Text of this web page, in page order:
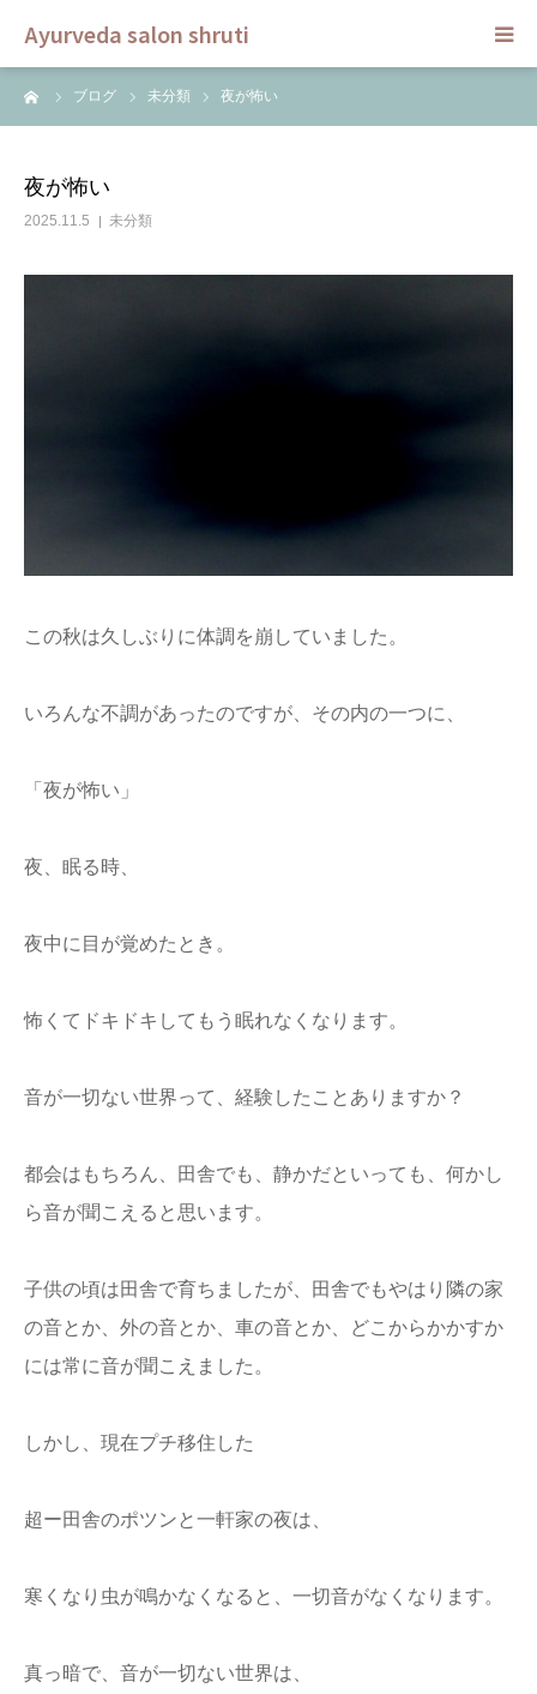
Ayurveda salon shruti
ブログ 未分類 夜が怖い
夜が怖い
2025.11.5 未分類
この秋は久しぶりに体調を崩していました。
いろんな不調があったのですが、その内の一つに、
「夜が怖い」
夜、眠る時、
夜中に目が覚めたとき。
怖くてドキドキしてもう眠れなくなります。
音が一切ない世界って、経験したことありますか？
都会はもちろん、田舎でも、静かだといっても、何かし
ら音が聞こえると思います。
子供の頃は田舎で育ちましたが、田舎でもやはり隣の家
の音とか、外の音とか、車の音とか、どこからかかすか
には常に音が聞こえました。
しかし、現在プチ移住した
超ー田舎のポツンと一軒家の夜は、
寒くなり虫が鳴かなくなると、一切音がなくなります。
真っ暗で、音が一切ない世界は、
HOME